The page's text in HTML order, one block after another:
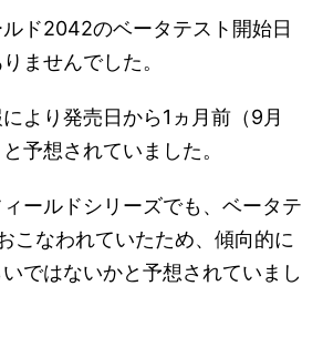
ド2042のベータテスト開始日
ませんでした。
より発売日から1ヵ月前（9月
予想されていました。
ールドシリーズでも、ベータテ
こなわれていたため、傾向的に
ではないかと予想されていまし